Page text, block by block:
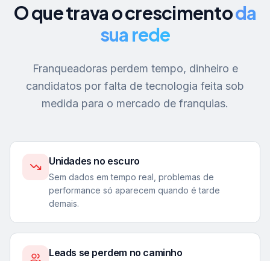
O que trava o crescimentoda
sua rede
Franqueadoras perdem tempo, dinheiro e
candidatos por falta de tecnologia feita sob
medida para o mercado de franquias.
Unidades no escuro
Sem dados em tempo real, problemas de
performance só aparecem quando é tarde
demais.
Leads se perdem no caminho